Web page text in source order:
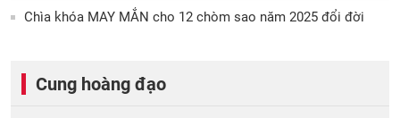
Chìa khóa MAY MẮN cho 12 chòm sao năm 2025 đổi đời
Cung hoàng đạo